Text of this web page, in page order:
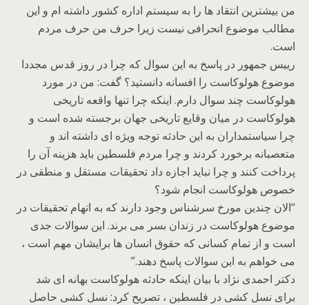
من بیشترین انتقاد ها را به سیستم اداره کشور داشته ام و این
مطالب موضوع انحرافی نیست زیرا حرف من حرف مردم
است.
رییس جمهور در پاسخ به این سوال که چرا در روز قدس مجددا
موضوع هولوکاست را افسانه دانستید؟ گفت: من در مورد
هولوکاست چند سوال دارم. اینکه چرا تنها واقعه تاریخی
هولوکاست در میان وقایع تاریخی جهان برجسته شده است و
چرا سیاستمداران به این حادثه توجه ویژه ای داشته اند و
متعصبانه برخورد کردند و چرا مردم فلسطین باید هزینه آن را
پرداخت کنند و چرا نباید اجازه داد تحقیقات مستقل و منطقی در
خصوص هولوکاست انجام شود؟
“الان چندین مورخ سرشناس وجود دارند که به اتهام تحقیقات در
موضوع هولوکاست در زندان بسر می برند. این سوالات جدی
است و از تمام کسانی که حقوق انسان ها برایشان مهم است ،
می خواهم به این سوالات پاسخ دهند.”
دکتر احمدی نژاد با بیان اینکه حادثه هولوکاست بهانه ای شد
برای نسل کشی در فلسطین ، تصریح کرد: نسل کشی حاصل